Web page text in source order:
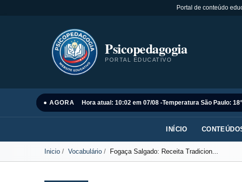
Portal de conteúdo
Psicopedagogia
PORTAL EDUCATIVO
● AGORA Hora atual: 10:02 em 07/08 -Temperatura São Paulo:
INÍCIO
Inicio Vocabulário Fogaça Salgado: Receita Tradicion...